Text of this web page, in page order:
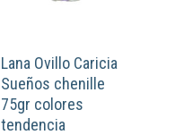
Lana Ovillo Caricia
Sueños chenille
75gr colores
tendencia